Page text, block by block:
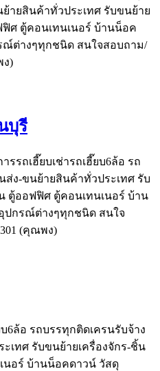
ายสินค้าทั่วประเทศ รับขนย้าย
ฟิศ ตู้คอนเทนเนอร์ บ้านน็อค
ณ์ต่างๆทุกชนิด สนใจสอบถาม/
ง)
บุรี
รรถเฮี๊ยบเช่ารถเฮี๊ยบ6ล้อ รถ
ส่ง-ขนย้ายสินค้าทั่วประเทศ รับ
ตู้ออฟฟิศ ตู้คอนเทนเนอร์ บ้าน
ปกรณ์ต่างๆทุกชนิด สนใจ
(คุณพง)
6ล้อ รถบรรทุกติดเครนรับจ้าง
เทศ รับขนย้ายเครื่องจักร-ชิ้น
นอร์ บ้านน็อคดาวน์ วัสดุ